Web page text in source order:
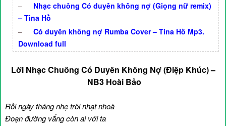
–
Nhạc chuông Có duyên không nợ (Giọng nữ remix)
– Tina Hồ
–
Có duyên không nợ Rumba Cover – Tina Hồ Mp3.
Download full
Lời Nhạc Chuông Có Duyên Không Nợ (Điệp Khúc) –
NB3 Hoài Bảo
Rồi ngày tháng nhẹ trôi nhạt nhoà
Đoạn đường vắng còn ai với ta